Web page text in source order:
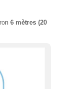
6 mètres (20